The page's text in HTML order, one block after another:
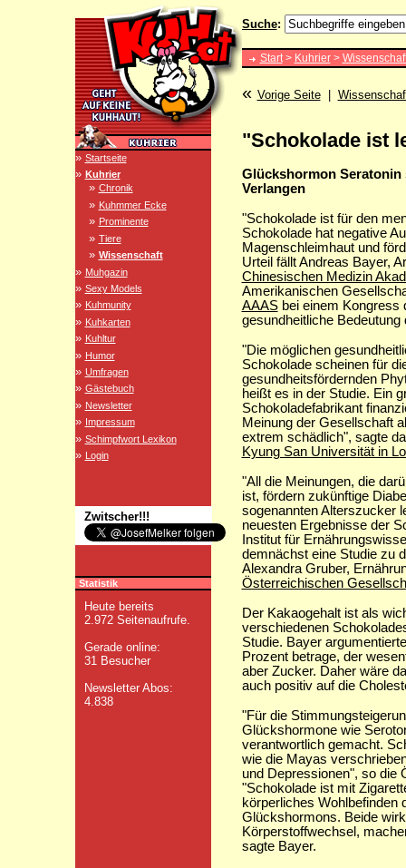
» Startseite
» Kuhrier
» Chronik
» Kuhmmer Ecke
» Prominente
» Tiere
» Wissenschaft
» Muhgazin
» Sexy Models
» Kuhmunity
» Kuhkarten
» Kuhltur
» Humor
» Umfragen
» Gästebuch
» Newsletter
» Impressum
» Schimpfwort Lexikon
» Login
Zwitscher!!!
Statistik
Heute bereits
2.972 Seitenaufrufe.
Gerade online:
31 Besucher
Newsletter Abos:
4.838
Suche:
Start > Kuhrier >
« Vorige Seite
"Schokolade ist
Glückshormon
Verlangen
"Schokolade ist für den
Schokolade hat negative
Magenschleimhaut und
Urteil fällt Andreas Bayer,
Chinesischen Medizin
Amerikanischen
AAASbei einem Kongress
gesundheitliche
"Die möglichen
Schokolade scheinen für
gesundheitsfördernden
heißt es in der Studie. Ein
Schokoladefabrikant
Meinung der Gesellschaft
extrem schädlich", sagte
Kyung San Universität in
"All die Meinungen, die
ist, fördern zukünftige
sogenannten Alterszucker
neuesten Ergebnisse der
Institut für
demnächst eine Studie zu
Alexandra Gruber,
Österreichischen
Der Kakaogehalt ist als
verschiedenen
Studie. Bayer
Prozent betrage, der
aber Zucker. Daher wäre
auch positiv auf die
"Für die
Glückshormone wie
verantwortlich gemacht.
wie die Mayas
und Depressionen", so die
"Schokolade ist mit
körperliches Wohlbefinden
Glückshormons. Beide
Körperstoffwechsel,
sagte Bayer.